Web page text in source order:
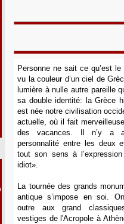
Personne ne sait ce qu’est le
vu la couleur d’un ciel de
lumière à nulle autre pareille
sa double identité: la Grèce
est née notre civilisation
actuelle, où il fait
des vacances. Il n’y a
personnalité entre les deux
tout son sens à
idiot».
La tournée des grands
antique s’impose en soi.
outre aux grand
vestiges de l'Acropole à